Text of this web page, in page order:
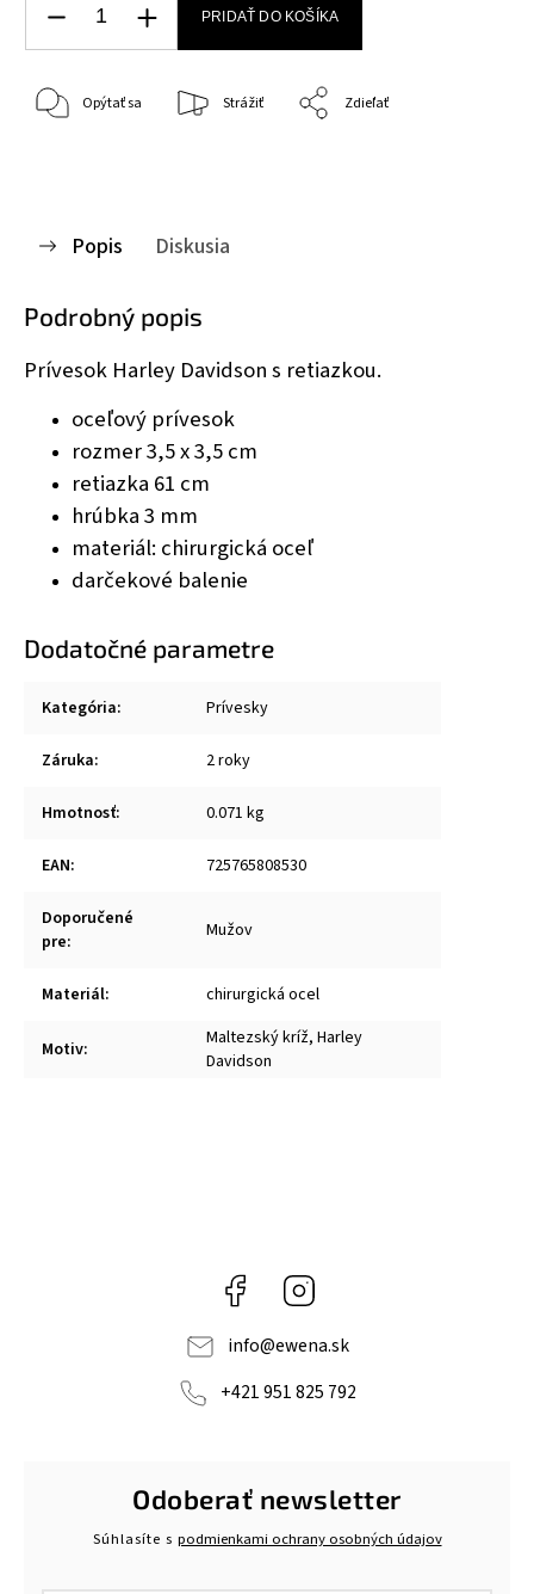
PRIDAŤ DO KOŠÍKA
Opýtať sa Strážiť Zdieľať
Popis Diskusia
Podrobný popis
Prívesok Harley Davidson s retiazkou.
oceľový prívesok
rozmer3,5 x 3,5 cm
retiazka 61 cm
hrúbka 3 mm
materiál: chirurgická oceľ
darčekové balenie
Dodatočné parametre
Kategória: Prívesky
Záruka: 2 roky
Hmotnosť: 0.071 kg
EAN: 725765808530
Doporučené
pre: Mužov
Materiál: chirurgická ocel
Motiv:
Maltezský kríž, Harley
Davidson
Facebook
info@ewena.sk
+421 951 825 792
Odoberať newsletter
Súhlasíte s podmienkami ochrany osobných údajov